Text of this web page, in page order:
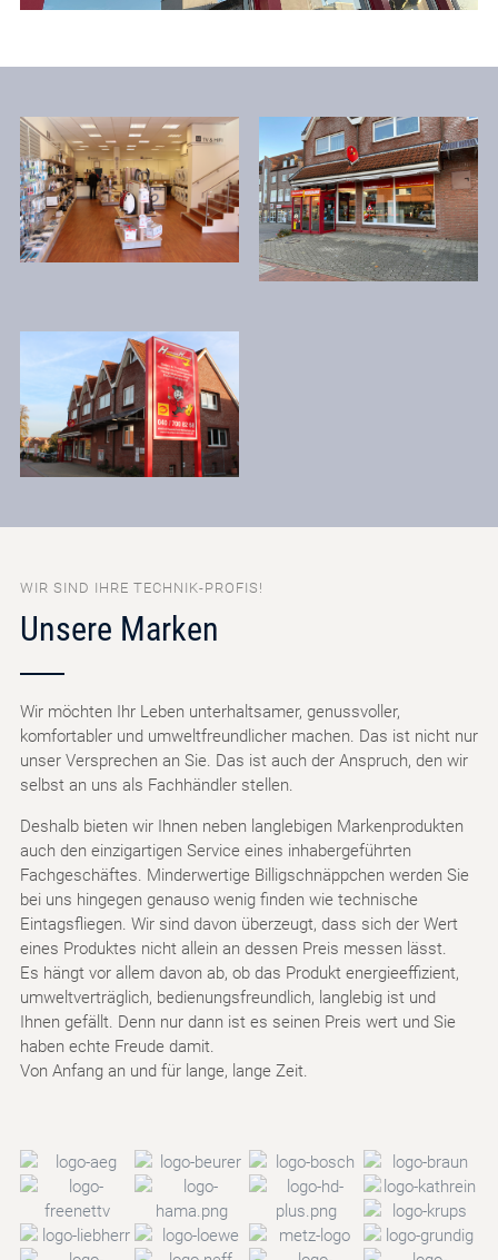
WIR SIND IHRE TECHNIK-PROFIS!
Unsere Marken
Wir möchten Ihr Leben unterhaltsamer, genussvoller,
komfortabler und umweltfreundlicher machen. Das ist nicht nur
unser Versprechen an Sie. Das ist auch der Anspruch, den wir
selbst an uns als Fachhändler stellen.
Deshalb bieten wir Ihnen neben langlebigen Markenprodukten
auch den einzigartigen Service eines inhabergeführten
Fachgeschäftes. Minderwertige Billigschnäppchen werden Sie
bei uns hingegen genauso wenig finden wie technische
Eintagsfliegen. Wir sind davon überzeugt, dass sich der Wert
eines Produktes nicht allein an dessen Preis messen lässt.
Es hängt vor allem davon ab, ob das Produkt energieeffizient,
umweltverträglich, bedienungsfreundlich, langlebig ist und
Ihnen gefällt. Denn nur dann ist es seinen Preis wert und Sie
haben echte Freude damit.
Von Anfang an und für lange, lange Zeit.